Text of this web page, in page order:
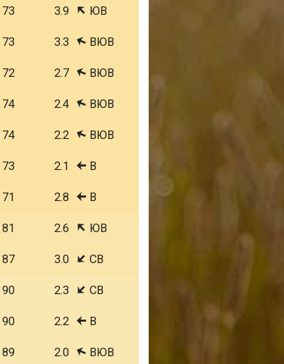
73 3.9 ЮВ
73 3.3 ВЮВ
72 2.7 ВЮВ
74 2.4 ВЮВ
74 2.2 ВЮВ
73 2.1 В
71 2.8 В
81 2.6 ЮВ
87 3.0 СВ
90 2.3 СВ
90 2.2 В
89 2.0 ВЮВ